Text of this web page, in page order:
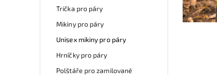
Trička pro páry
Mikiny pro páry
Unisex mikiny pro páry
Hrníčky pro páry
Polštáře pro zamilované